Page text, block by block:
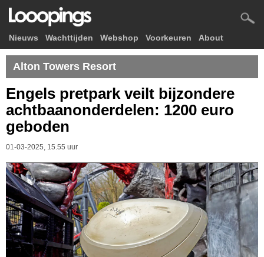
Nieuws Wachttijden Webshop Voorkeuren About
Alton Towers Resort
Engels pretpark veilt bijzondere
achtbaanonderdelen: 1200 euro
geboden
01-03-2025, 15.55 uur